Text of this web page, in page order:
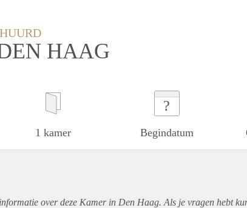
HAAG
1 kamer
?
Begindatum
over deze Kamer in Den Haag. Als je vragen hebt